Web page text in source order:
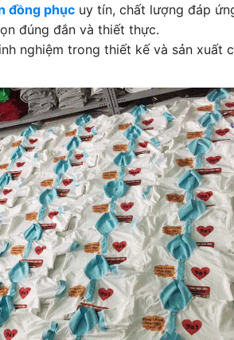
đồng phục uy tín, chất lượng đáp
đúng đắn và thiết thực.
nghiệm trong thiết kế và sản xuất